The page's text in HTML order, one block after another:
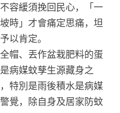
容緩須挽回民心，「一
時」才會痛定思痛，坦
以肯定。
帽、丟作盆栽肥料的蛋
病媒蚊孳生源藏身之
特別是雨後積水是病媒
覺，除自身及居家防蚊